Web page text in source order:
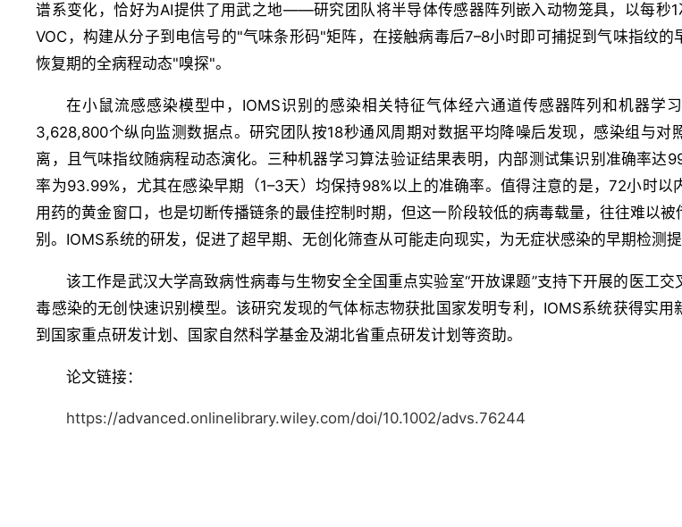
谱系变化，恰好为AI提供了用武之地——研究团队将半导体传感器阵列嵌入动物笼具，以每秒1
VOC，构建从分子到电信号的"气味条形码"矩阵，在接触病毒后7–8小时即可捕捉到气味指纹的
恢复期的全病程动态"嗅探"。
在小鼠流感感染模型中，IOMS识别的感染相关特征气体经六通道传感器阵列和机器学
3,628,800个纵向监测数据点。研究团队按18秒通风周期对数据平均降噪后发现，感染组与对
离，且气味指纹随病程动态演化。三种机器学习算法验证结果表明，内部测试集识别准确率达
率为93.99%，尤其在感染早期（1–3天）均保持98%以上的准确率。值得注意的是，72小时以
用药的黄金窗口，也是切断传播链条的最佳控制时期，但这一阶段较低的病毒载量，往往难以
别。IOMS系统的研发，促进了超早期、无创化筛查从可能走向现实，为无症状感染的早期检测提
该工作是武汉大学高致病性病毒与生物安全全国重点实验室“开放课题”支持下开展的医工
毒感染的无创快速识别模型。该研究发现的气体标志物获批国家发明专利，IOMS系统获得实用
到国家重点研发计划、国家自然科学基金及湖北省重点研发计划等资助。
论文链接：
https://advanced.onlinelibrary.wiley.com/doi/10.1002/advs.76244